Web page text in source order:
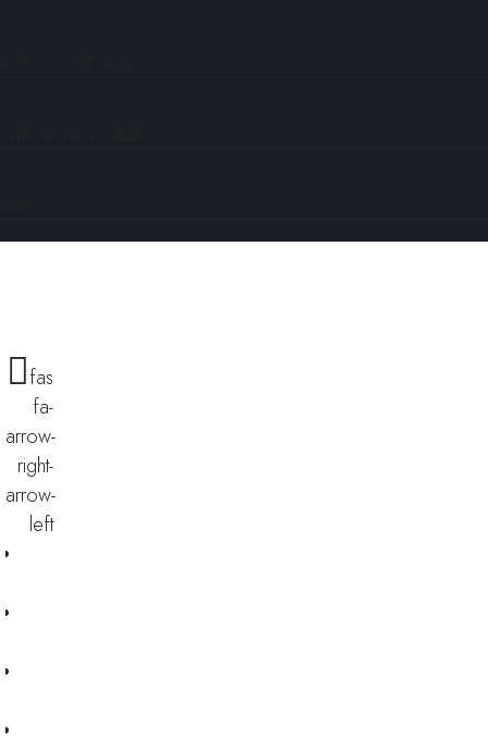
fas
fa-
arrow-
right-
arrow-
left